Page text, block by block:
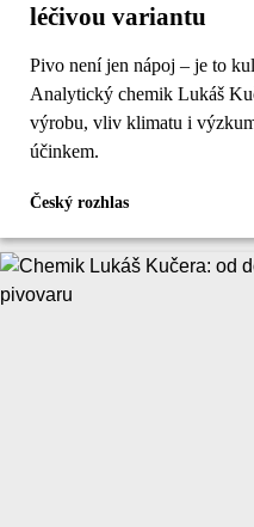
léčivou variantu
Pivo není jen nápoj – je to
Analytický chemik Lukáš
výrobu, vliv klimatu i
účinkem.
Český rozhlas